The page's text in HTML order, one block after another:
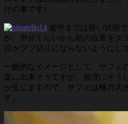
けの事です）。
途中までは狭い状態
が、半分くらいから紙の位置をズ
目がブツ切りにならないようにし
一般的なイメージとして、サフェ
楽に出来そうですが、無理にそう
が生じますので、サフェは極力大
す。